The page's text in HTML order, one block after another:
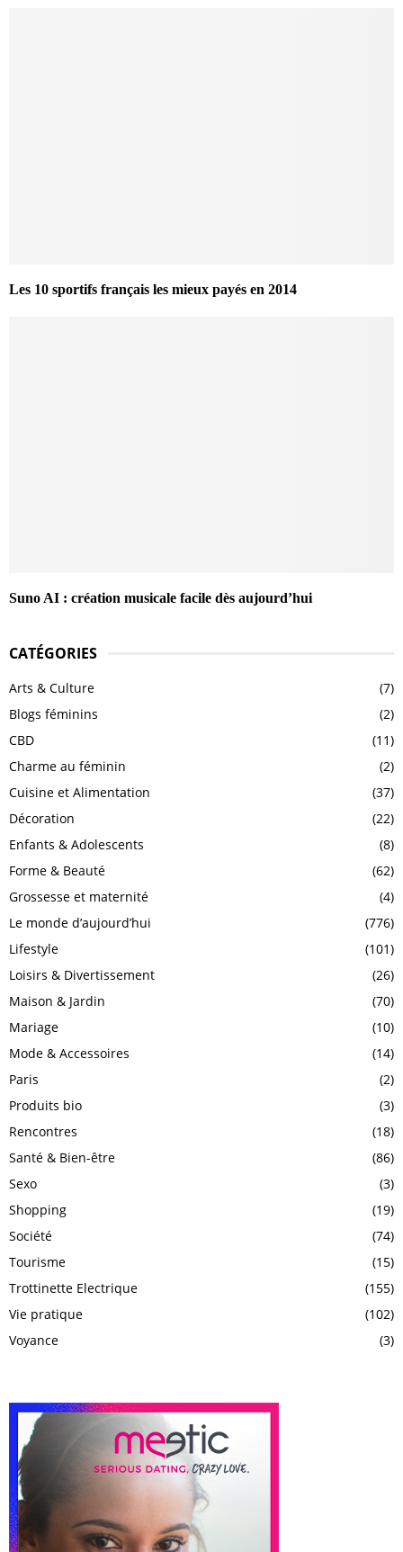
Les 10 sportifs français les mieux payés en 2014
Suno AI : création musicale facile dès aujourd’hui
CATÉGORIES
Arts & Culture
(7)
Blogs féminins
(2)
CBD
(11)
Charme au féminin
(2)
Cuisine et Alimentation
(37)
Décoration
(22)
Enfants & Adolescents
(8)
Forme & Beauté
(62)
Grossesse et maternité
(4)
Le monde d’aujourd’hui
(776)
Lifestyle
(101)
Loisirs & Divertissement
(26)
Maison & Jardin
(70)
Mariage
(10)
Mode & Accessoires
(14)
Paris
(2)
Produits bio
(3)
Rencontres
(18)
Santé & Bien-être
(86)
Sexo
(3)
Shopping
(19)
Société
(74)
Tourisme
(15)
Trottinette Electrique
(155)
Vie pratique
(102)
Voyance
(3)